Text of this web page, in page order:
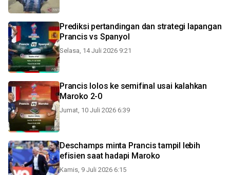
Prediksi pertandingan dan strategi lapangan
Prancis vs Spanyol
Selasa, 14 Juli 2026 9:21
Prancis lolos ke semifinal usai kalahkan
Maroko 2-0
Jumat, 10 Juli 2026 6:39
Deschamps minta Prancis tampil lebih
efisien saat hadapi Maroko
Kamis, 9 Juli 2026 6:15